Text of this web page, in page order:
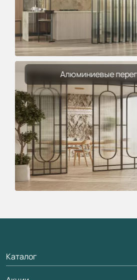
Алюминиевые
Каталог